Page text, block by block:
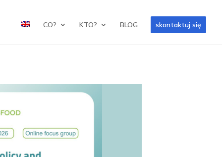
CO? KTO? BLOG skontaktuj się